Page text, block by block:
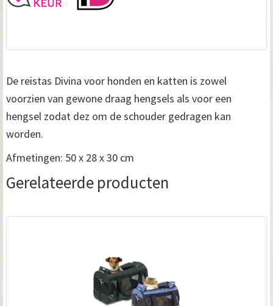
De reistas Divina voor honden en katten is zowel
voorzien van gewone draag hengsels als voor een
hengsel zodat dez om de schouder gedragen kan
worden.
Afmetingen: 50 x 28 x 30 cm
Gerelateerde producten